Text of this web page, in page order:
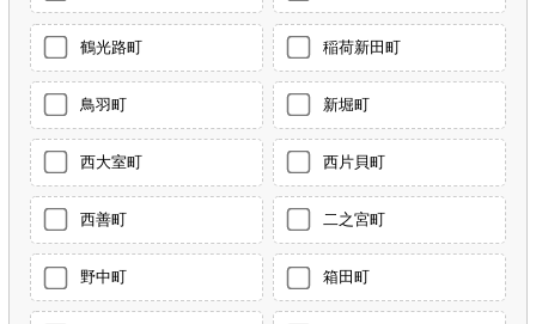
鶴光路町 稲荷新田町
鳥羽町 新堀町
西大室町 西片貝町
西善町 二之宮町
野中町 箱田町